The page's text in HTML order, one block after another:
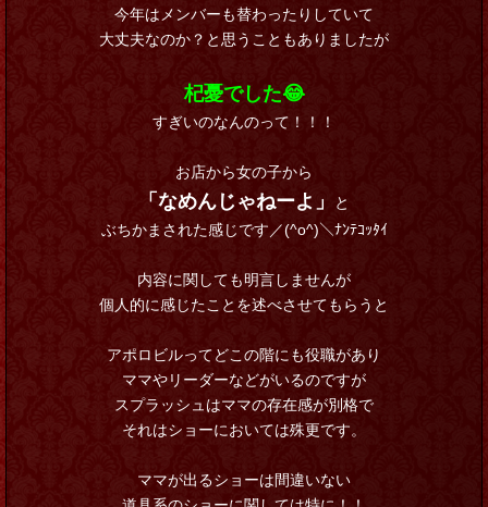
今年はメンバーも替わったりしていて
大丈夫なのか？と思うこともありましたが
杞憂でした😂
すぎいのなんのって！！！
お店から女の子から
「なめんじゃねーよ」
と
ぶちかまされた感じです／(^o^)＼ﾅﾝﾃｺｯﾀｲ
内容に関しても明言しませんが
個人的に感じたことを述べさせてもらうと
アポロビルってどこの階にも役職があり
ママやリーダーなどがいるのですが
スプラッシュはママの存在感が別格で
それはショーにおいては殊更です。
ママが出るショーは間違いない